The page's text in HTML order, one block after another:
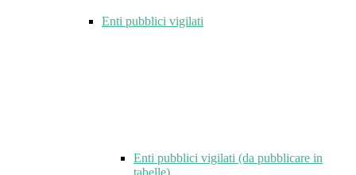
Enti pubblici vigilati
Enti pubblici vigilati (da pubblicare in